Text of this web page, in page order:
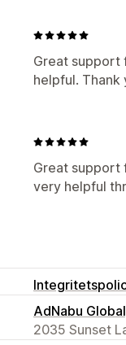
Great support
helpful. Thank
Great support
very helpful
AdNabu
2035 Sunset